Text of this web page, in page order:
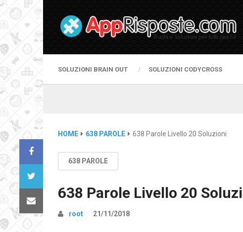
SOLUZIONI BRAIN OUT SOLUZIONI CODYCROSS
HOME 638 PAROLE 638 Parole Livello 20 Soluzioni
638 PAROLE
638 Parole Livello 20
root 21/11/2018